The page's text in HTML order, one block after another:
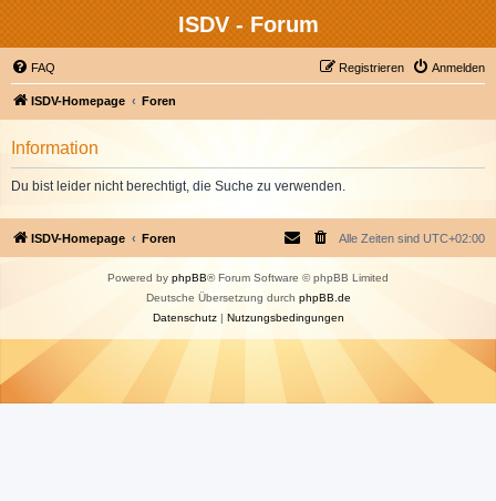
ISDV - Forum
FAQ Anmelden
Registrieren
ISDV-Homepage Foren
Information
Du bist leider nicht berechtigt, die Suche zu verwenden.
ISDV-Homepage Foren Alle Zeiten sind UTC+02:00
Powered by phpBB® Forum Software © phpBB Limited
Deutsche Übersetzung durch phpBB.de
Datenschutz| Nutzungsbedingungen